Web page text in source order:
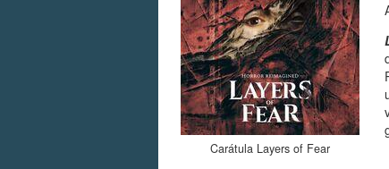
Carátula Layers of Fear